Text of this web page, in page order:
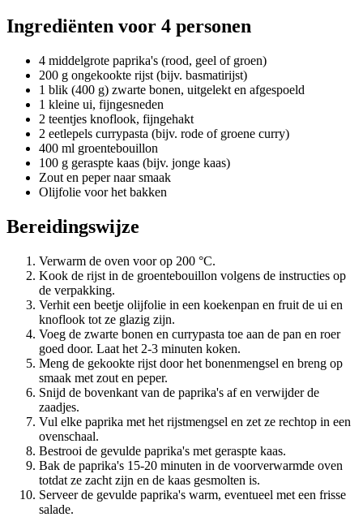
Ingrediënten voor 4 personen
4 middelgrote paprika's (rood, geel of groen)
200 g ongekookte rijst (bijv. basmatirijst)
1 blik (400 g) zwarte bonen, uitgelekt en afgespoeld
1 kleine ui, fijngesneden
2 teentjes knoflook, fijngehakt
2 eetlepels currypasta (bijv. rode of groene curry)
400 ml groentebouillon
100 g geraspte kaas (bijv. jonge kaas)
Zout en peper naar smaak
Olijfolie voor het bakken
Bereidingswijze
Verwarm de oven voor op 200 °C.
Kook de rijst in de groentebouillon volgens de instructies op
de verpakking.
Verhit een beetje olijfolie in een koekenpan en fruit de ui en
knoflook tot ze glazig zijn.
Voeg de zwarte bonen en currypasta toe aan de pan en roer
goed door. Laat het 2-3 minuten koken.
Meng de gekookte rijst door het bonenmengsel en breng op
smaak met zout en peper.
Snijd de bovenkant van de paprika's af en verwijder de
zaadjes.
Vul elke paprika met het rijstmengsel en zet ze rechtop in een
ovenschaal.
Bestrooi de gevulde paprika's met geraspte kaas.
Bak de paprika's 15-20 minuten in de voorverwarmde oven
totdat ze zacht zijn en de kaas gesmolten is.
Serveer de gevulde paprika's warm, eventueel met een frisse
salade.